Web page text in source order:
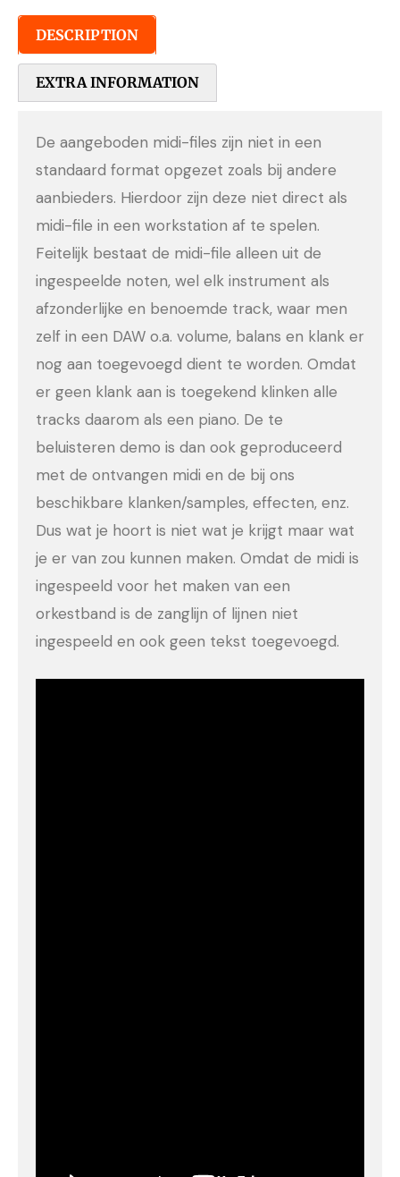
DESCRIPTION
EXTRA INFORMATION
De aangeboden midi-files zijn niet in een
standaard format opgezet zoals bij andere
aanbieders. Hierdoor zijn deze niet direct als
midi-file in een workstation af te spelen.
Feitelijk bestaat de midi-file alleen uit de
ingespeelde noten, wel elk instrument als
afzonderlijke en benoemde track, waar men
zelf in een DAW o.a. volume, balans en klank er
nog aan toegevoegd dient te worden. Omdat
er geen klank aan is toegekend klinken alle
tracks daarom als een piano. De te
beluisteren demo is dan ook geproduceerd
met de ontvangen midi en de bij ons
beschikbare klanken/samples, effecten, enz.
Dus wat je hoort is niet wat je krijgt maar wat
je er van zou kunnen maken. Omdat de midi is
ingespeeld voor het maken van een
orkestband is de zanglijn of lijnen niet
ingespeeld en ook geen tekst toegevoegd.